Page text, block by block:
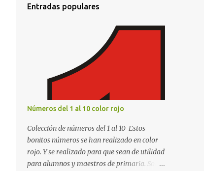
Entradas populares
Números del 1 al 10 color rojo
Colección de números del 1 al 10 Estos
bonitos números se han realizado en color
rojo. Y se realizado para que sean de utilidad
para alumnos y maestros de primaria. Son